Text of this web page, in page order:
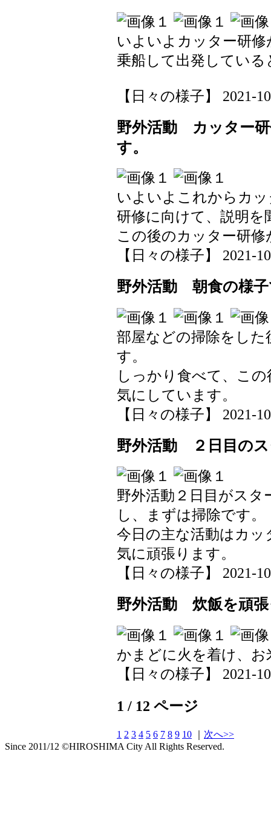
いよいよカッター研
乗船して出発してい
【日々の様子】 2021-
野外活動 カッター
す。
いよいよこれからカ
研修に向けて、説明
この後のカッター研
【日々の様子】 2021-
野外活動 朝食の様子
部屋などの掃除をし
す。
しっかり食べて、こ
気にしています。
【日々の様子】 2021-
野外活動 ２日目のス
野外活動２日目がスタ
し、まずは掃除です。
今日の主な活動はカッ
気に頑張ります。
【日々の様子】 2021-
野外活動 炊飯を頑張
かまどに火を着け、
【日々の様子】 2021-
1 / 12 ページ
1 2 3 4 5 6 7 8 9 10
次へ>>
Since 2011/12 ©HIROSHIMA City All Rights Reserved.